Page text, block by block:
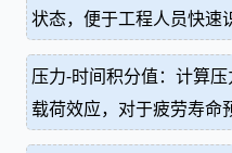
状态，便于工程人员快速
压力-时间积分值：计算
载荷效应，对于疲劳寿命